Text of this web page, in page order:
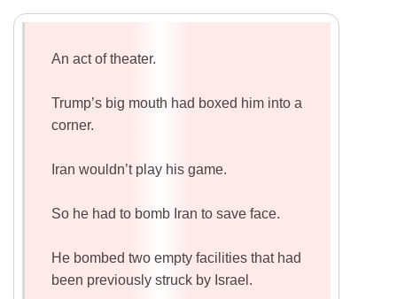
An act of theater.
Trump’s big mouth had boxed him into a
corner.
Iran wouldn’t play his game.
So he had to bomb Iran to save face.
He bombed two empty facilities that had
been previously struck by Israel.